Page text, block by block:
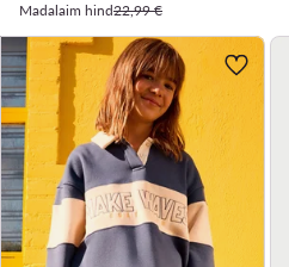
Madalaim hind22,99 €